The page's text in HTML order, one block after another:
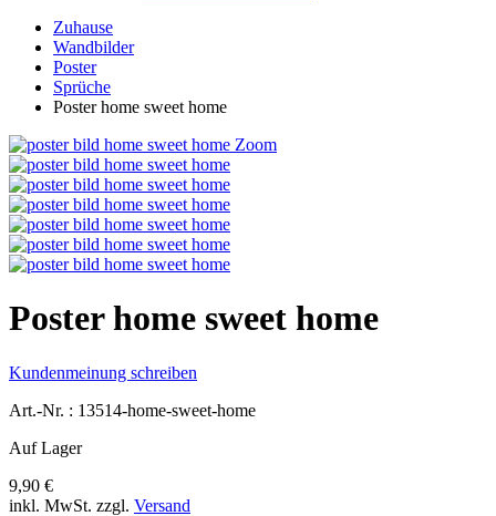
Zuhause
Wandbilder
Poster
Sprüche
Poster home sweet home
Zoom
Poster home sweet home
Kundenmeinung schreiben
Art.-Nr. : 13514-home-sweet-home
Auf Lager
9,90 €
inkl. MwSt. zzgl. Versand